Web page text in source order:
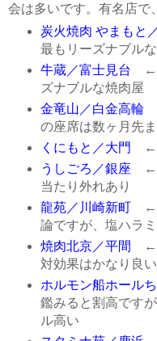
会は多いです。有名店で
炭火焼肉 やまもと
最もリーズナブル
牛蔵／富士見台 ←
ズナブルな焼肉屋
金竜山／白金高輪←
の座席は数ヶ月先
くにもと／大門 ←
うしごろ／銀座 ←
当たり外れあり
龍苑／川崎新町←ニ
論ですが、塩ハラ
焼肉北京／平間 ←
対効果はかなり良い
ホルモン船ホール
鑑みると割高です
ル高い